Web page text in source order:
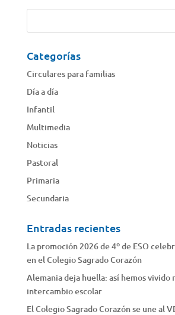
Categorías
Circulares para familias
Día a día
Infantil
Multimedia
Noticias
Pastoral
Primaria
Secundaria
Entradas recientes
La promoción 2026 de 4º de ESO
en el Colegio Sagrado Corazón
Alemania deja huella: así hemos vivido
intercambio escolar
El Colegio Sagrado Corazón se une al